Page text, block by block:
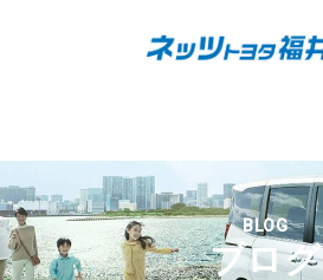
BLOG
ブログ